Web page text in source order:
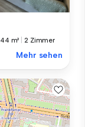
44 m² |2 Zimmer
Mehr sehen